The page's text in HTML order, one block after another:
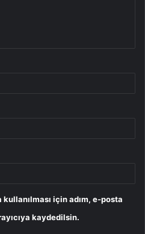
için adım, e-posta
kaydedilsin.